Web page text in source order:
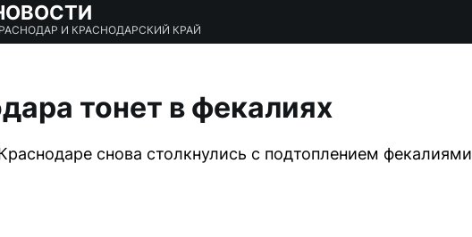
И КРАСНОДАРСКИЙ КРАЙ
тонет в фекалиях
снова столкнулись с подтоплением фекалиями